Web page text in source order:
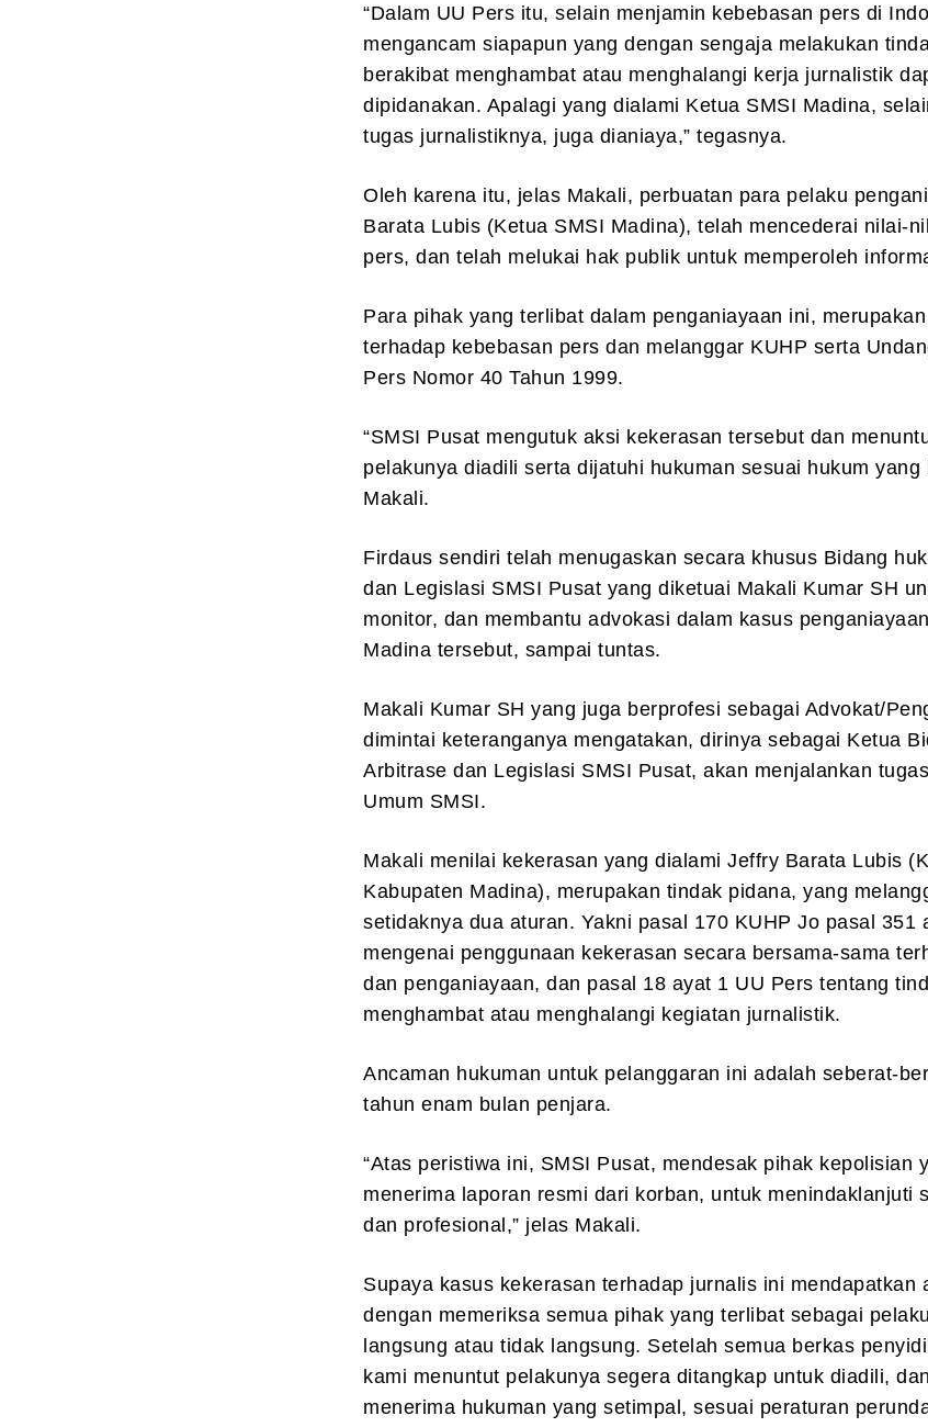
“Dalam UU Pers itu, selain menjamin kebebasan pers di
mengancam siapapun yang dengan sengaja melakukan
berakibat menghambat atau menghalangi kerja jurnalistik
dipidanakan. Apalagi yang dialami Ketua SMSI Madina,
tugas jurnalistiknya, juga dianiaya,” tegasnya.
Oleh karena itu, jelas Makali, perbuatan para pelaku
Barata Lubis (Ketua SMSI Madina), telah mencederai nilai-
pers, dan telah melukai hak publik untuk memperoleh
Para pihak yang terlibat dalam penganiayaan ini,
terhadap kebebasan pers dan melanggar KUHP serta
Pers Nomor 40 Tahun 1999.
“SMSI Pusat mengutuk aksi kekerasan tersebut dan
pelakunya diadili serta dijatuhi hukuman sesuai hukum yang
Makali.
Firdaus sendiri telah menugaskan secara khusus Bidang
dan Legislasi SMSI Pusat yang diketuai Makali Kumar SH
monitor, dan membantu advokasi dalam kasus
Madina tersebut, sampai tuntas.
Makali Kumar SH yang juga berprofesi sebagai Advokat/
dimintai keteranganya mengatakan, dirinya sebagai Ketua
Arbitrase dan Legislasi SMSI Pusat, akan menjalankan
Umum SMSI.
Makali menilai kekerasan yang dialami Jeffry Barata Lubis
Kabupaten Madina), merupakan tindak pidana, yang
setidaknya dua aturan. Yakni pasal 170 KUHP Jo pasal 351
mengenai penggunaan kekerasan secara bersama-sama
dan penganiayaan, dan pasal 18 ayat 1 UU Pers tentang
menghambat atau menghalangi kegiatan jurnalistik.
Ancaman hukuman untuk pelanggaran ini adalah seberat-
tahun enam bulan penjara.
“Atas peristiwa ini, SMSI Pusat, mendesak pihak kepolisian
menerima laporan resmi dari korban, untuk menindaklanjuti
dan profesional,” jelas Makali.
Supaya kasus kekerasan terhadap jurnalis ini mendapatkan
dengan memeriksa semua pihak yang terlibat sebagai
langsung atau tidak langsung. Setelah semua berkas
kami menuntut pelakunya segera ditangkap untuk diadili,
menerima hukuman yang setimpal, sesuai peraturan